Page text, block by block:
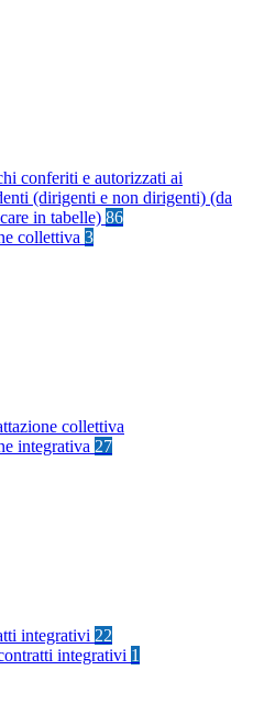
conferiti e autorizzati ai
(dirigenti e non dirigenti) (da
in tabelle) 86
collettiva 3
collettiva
integrativa 27
integrativi 22
integrativi 1